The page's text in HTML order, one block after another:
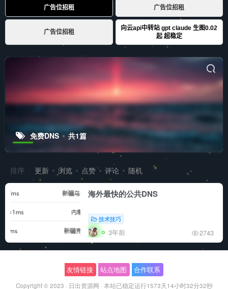
免费DNS 共1篇
排序 更新 浏览 点赞 评论 随机
海外最快的公共DNS
技术技巧
3年前 2743
友情链接 站点地图 合作联系
Copyright © 2023 · 日出资源网 · 本站已稳定运行1573天14小时32分32秒